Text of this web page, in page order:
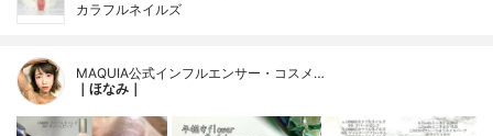
カラフルネイルズ
MAQUIA公式インフルエンサー・コスメ…
｜ほなみ｜